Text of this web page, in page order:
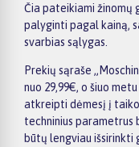
Čia pateikiami žinomų
palyginti pagal kainą,
svarbias sąlygas.
Prekių sąraše
nuo 29,99€, o šiuo
atkreipti dėmesį į
techninius parametrus
būtų lengviau išsirinkti